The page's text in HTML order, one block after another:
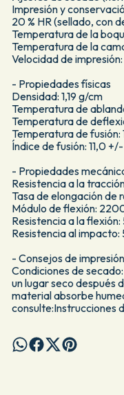
Impresión y
20 % HR (sellado, con
Temperatura de la
Temperatura de la
Velocidad de
- Propiedades físicas
Densidad: 1,19 g/cm
Temperatura de
Temperatura de
Temperatura de fusión:
Índice de fusión: 11,0
- Propiedades
Resistencia a la
Tasa de elongación de
Módulo de flexión:
Resistencia a la
Resistencia al
- Consejos de impresión
Condiciones de
un lugar seco después
material absorbe
consulte:Instrucciones